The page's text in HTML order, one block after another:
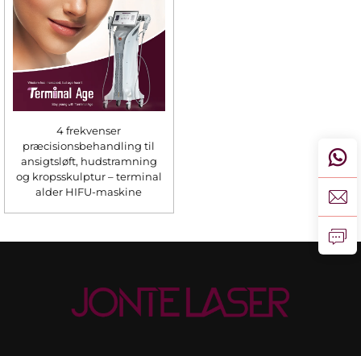
4 frekvenser
præcisionsbehandling til
ansigtsløft, hudstramning
og kropsskulptur – terminal
alder HIFU-maskine